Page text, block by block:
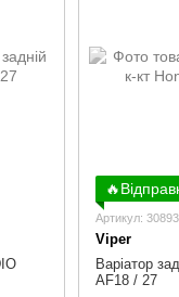
Артикул:
Viper
Варіатор
AF18 / 27